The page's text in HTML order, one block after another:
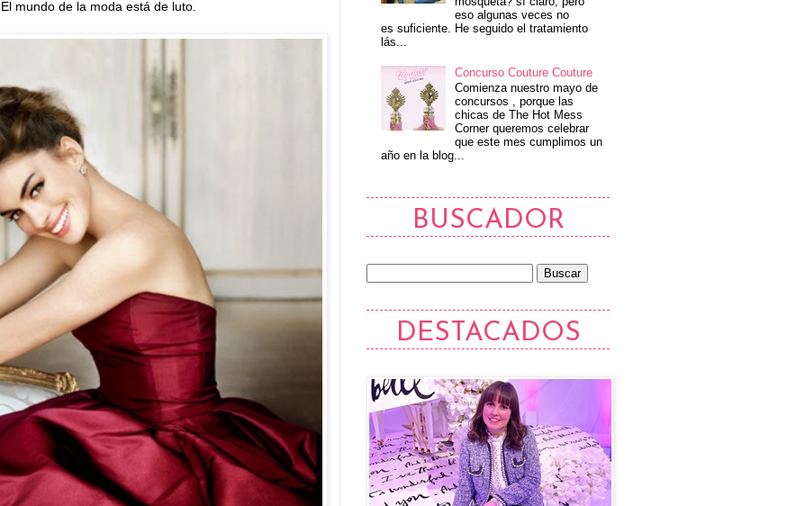
. El mundo de la moda está de luto.
eso algunas veces no
es suficiente. He seguido el tratamiento
lás...
Concurso Couture Couture
Comienza nuestro mayo de
concursos , porque las
chicas de The Hot Mess
Corner queremos celebrar
que este mes cumplimos un
año en la blog...
BUSCADOR
DESTACADOS